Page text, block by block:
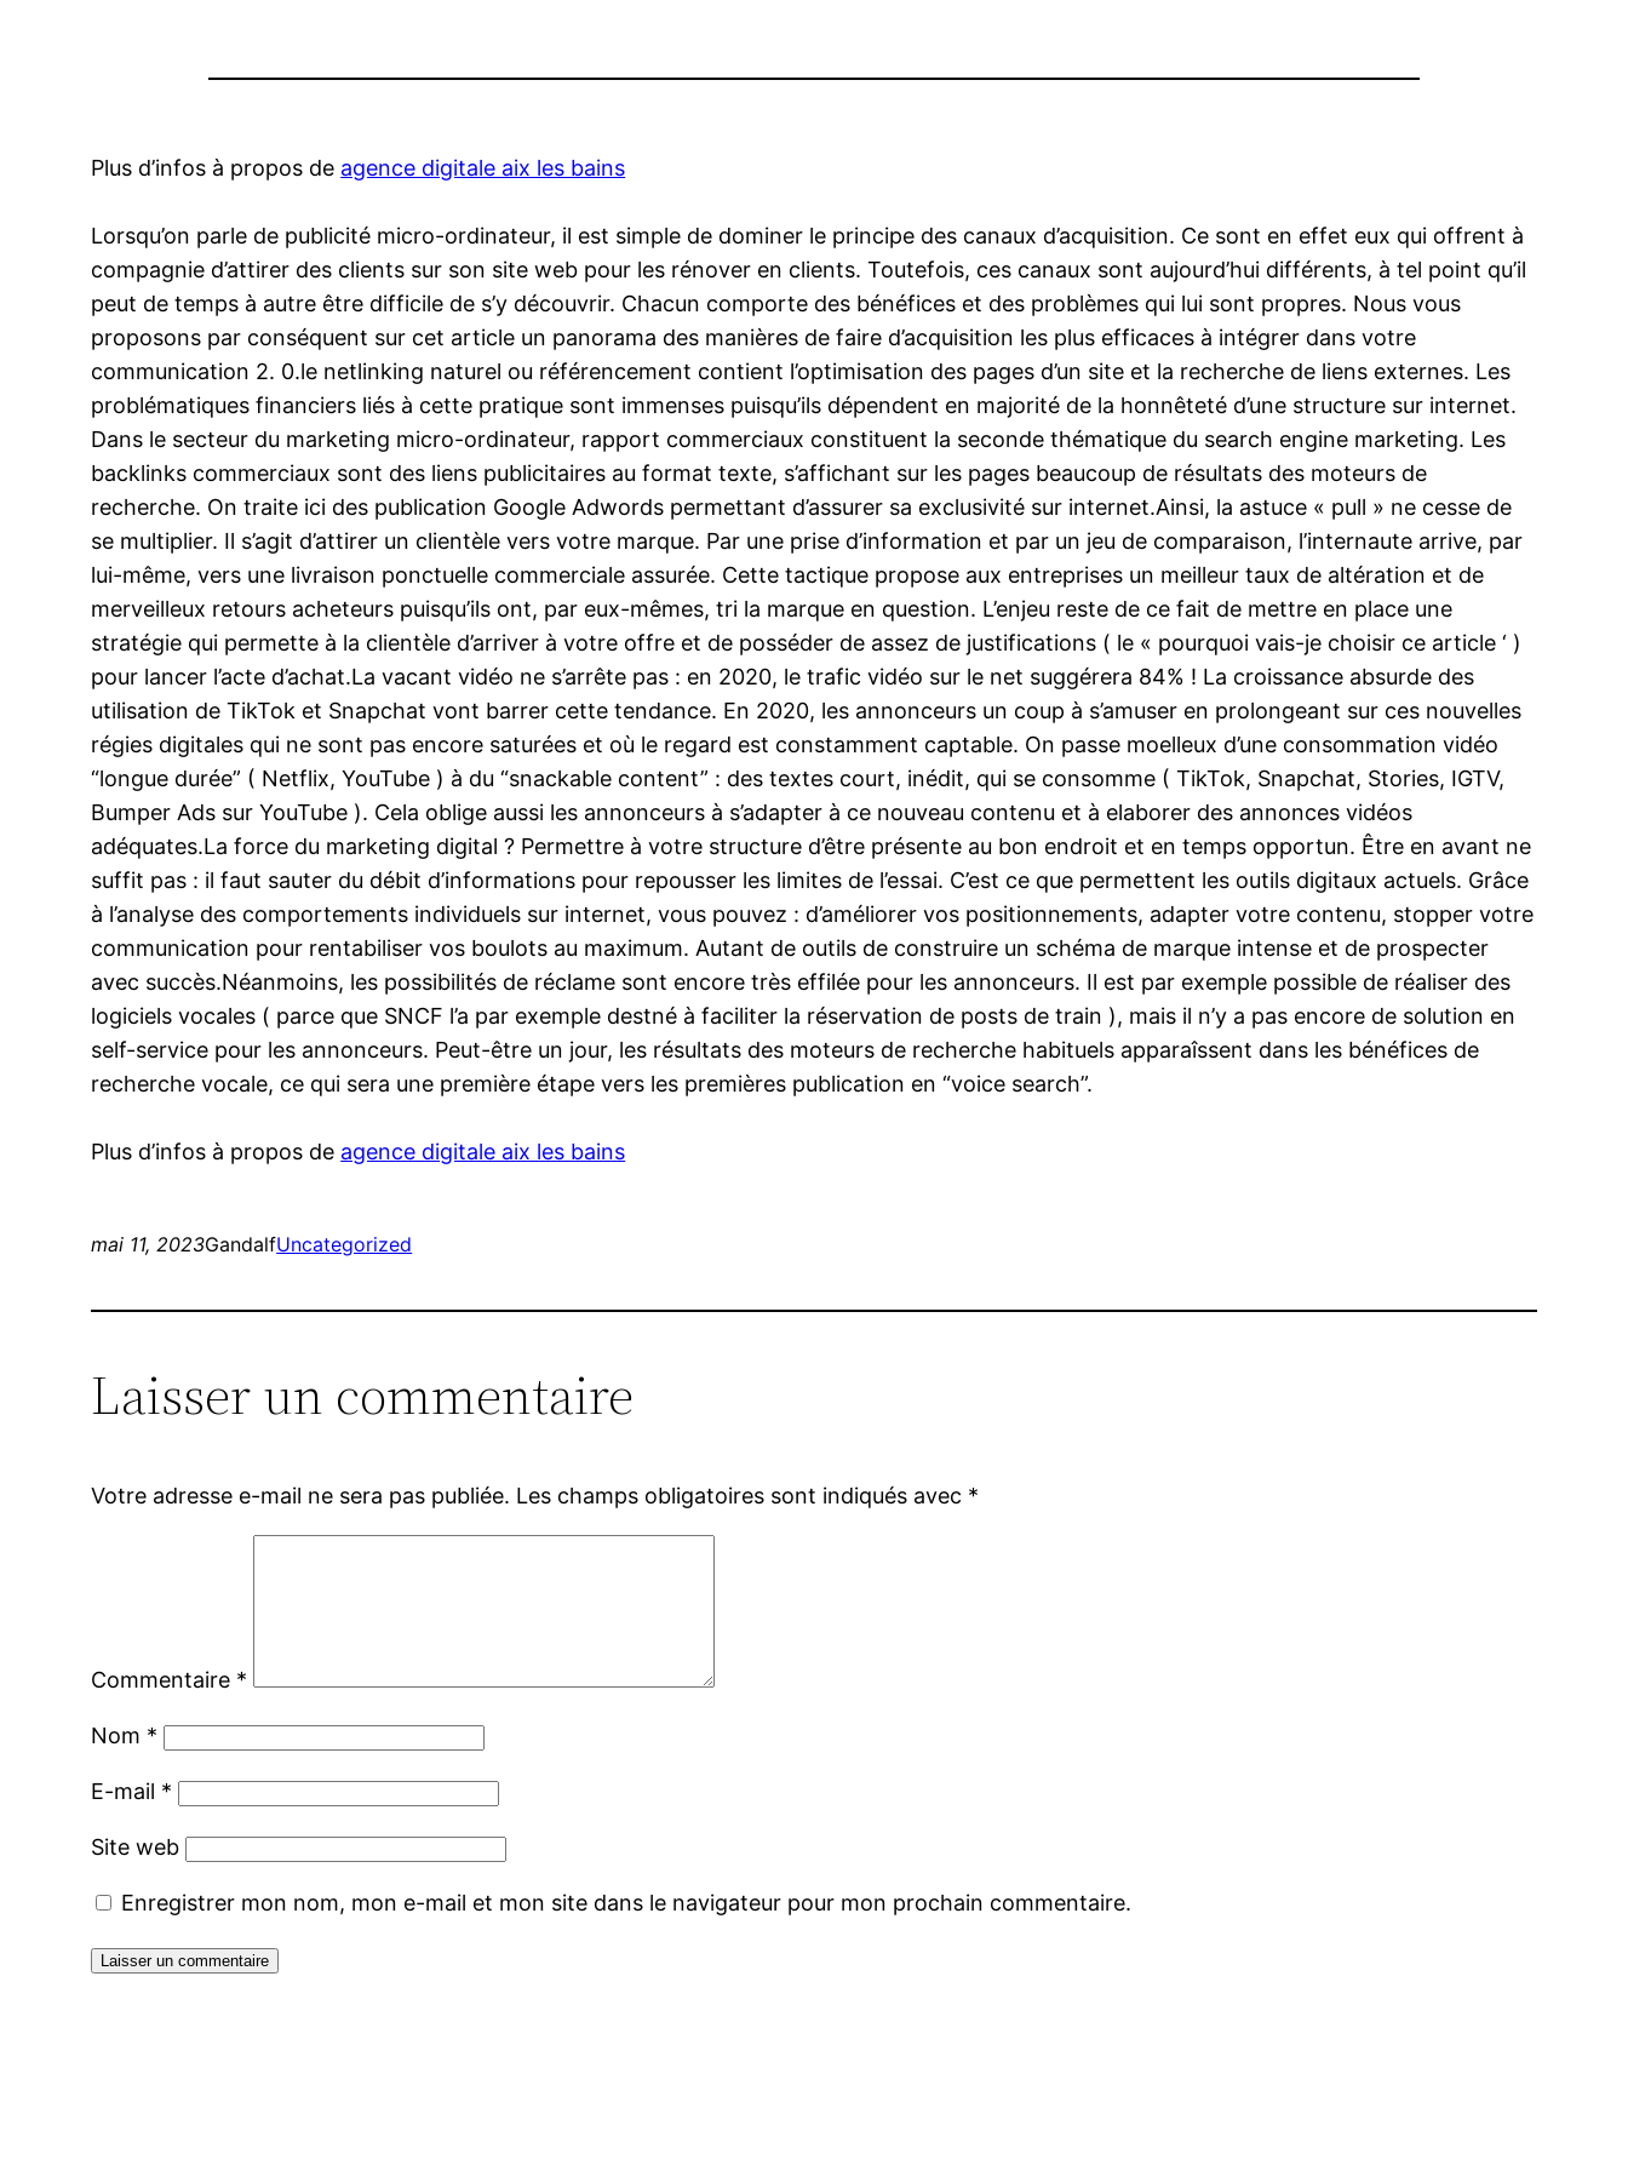
Plus d’infos à propos de agence digitale aix les bains
Lorsqu’on parle de publicité micro-ordinateur, il est simple de dominer le principe des canaux d’acquisition. Ce sont en effet eux qui offrent à
compagnie d’attirer des clients sur son site web pour les rénover en clients. Toutefois, ces canaux sont aujourd’hui différents, à tel point qu’il
peut de temps à autre être difficile de s’y découvrir. Chacun comporte des bénéfices et des problèmes qui lui sont propres. Nous vous
proposons par conséquent sur cet article un panorama des manières de faire d’acquisition les plus efficaces à intégrer dans votre
communication 2. 0.le netlinking naturel ou référencement contient l’optimisation des pages d’un site et la recherche de liens externes. Les
problématiques financiers liés à cette pratique sont immenses puisqu’ils dépendent en majorité de la honnêteté d’une structure sur internet.
Dans le secteur du marketing micro-ordinateur, rapport commerciaux constituent la seconde thématique du search engine marketing. Les
backlinks commerciaux sont des liens publicitaires au format texte, s’affichant sur les pages beaucoup de résultats des moteurs de
recherche. On traite ici des publication Google Adwords permettant d’assurer sa exclusivité sur internet.Ainsi, la astuce « pull » ne cesse de
se multiplier. Il s’agit d’attirer un clientèle vers votre marque. Par une prise d’information et par un jeu de comparaison, l’internaute arrive, par
lui-même, vers une livraison ponctuelle commerciale assurée. Cette tactique propose aux entreprises un meilleur taux de altération et de
merveilleux retours acheteurs puisqu’ils ont, par eux-mêmes, tri la marque en question. L’enjeu reste de ce fait de mettre en place une
stratégie qui permette à la clientèle d’arriver à votre offre et de posséder de assez de justifications ( le « pourquoi vais-je choisir ce article ‘ )
pour lancer l’acte d’achat.La vacant vidéo ne s’arrête pas : en 2020, le trafic vidéo sur le net suggérera 84% ! La croissance absurde des
utilisation de TikTok et Snapchat vont barrer cette tendance. En 2020, les annonceurs un coup à s’amuser en prolongeant sur ces nouvelles
régies digitales qui ne sont pas encore saturées et où le regard est constamment captable. On passe moelleux d’une consommation vidéo
“longue durée” ( Netflix, YouTube ) à du “snackable content” : des textes court, inédit, qui se consomme ( TikTok, Snapchat, Stories, IGTV,
Bumper Ads sur YouTube ). Cela oblige aussi les annonceurs à s’adapter à ce nouveau contenu et à elaborer des annonces vidéos
adéquates.La force du marketing digital ? Permettre à votre structure d’être présente au bon endroit et en temps opportun. Être en avant ne
suffit pas : il faut sauter du débit d’informations pour repousser les limites de l’essai. C’est ce que permettent les outils digitaux actuels. Grâce
à l’analyse des comportements individuels sur internet, vous pouvez : d’améliorer vos positionnements, adapter votre contenu, stopper votre
communication pour rentabiliser vos boulots au maximum. Autant de outils de construire un schéma de marque intense et de prospecter
avec succès.Néanmoins, les possibilités de réclame sont encore très effilée pour les annonceurs. Il est par exemple possible de réaliser des
logiciels vocales ( parce que SNCF l’a par exemple destné à faciliter la réservation de posts de train ), mais il n’y a pas encore de solution en
self-service pour les annonceurs. Peut-être un jour, les résultats des moteurs de recherche habituels apparaîssent dans les bénéfices de
recherche vocale, ce qui sera une première étape vers les premières publication en “voice search”.
Plus d’infos à propos de agence digitale aix les bains
mai 11, 2023GandalfUncategorized
Laisser un commentaire
Votre adresse e-mail ne sera pas publiée. Les champs obligatoires sont indiqués avec *
Commentaire *
Nom *
E-mail *
Site web
Enregistrer mon nom, mon e-mail et mon site dans le navigateur pour mon prochain commentaire.